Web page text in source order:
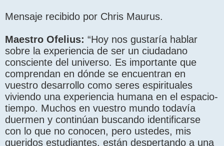
Mensaje recibido por Chris Maurus.
Maestro Ofelius: “Hoy nos gustaría hablar
sobre la experiencia de ser un ciudadano
consciente del universo. Es importante que
comprendan en dónde se encuentran en
vuestro desarrollo como seres espirituales
viviendo una experiencia humana en el espacio-
tiempo. Muchos en vuestro mundo todavía
duermen y continúan buscando identificarse
con lo que no conocen, pero ustedes, mis
queridos estudiantes, están despertando a una